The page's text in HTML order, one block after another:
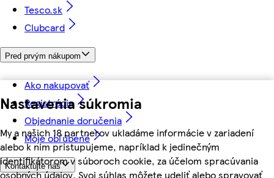
Nastavenia súkromia
My a našich 18 partnerov ukladáme informácie v zariadení
alebo k nim pristupujeme, napríklad k jedinečným
identifikátorom v súboroch cookie, za účelom spracúvania
osobných údajov. Svoj súhlas môžete udeliť alebo spravovať
Tesco.sk
Clubcard
Pred prvým nákupom
Ako nakupovať
Registrácia
Objednanie doručenia
Moje obľúbené
Kontaktujte nás